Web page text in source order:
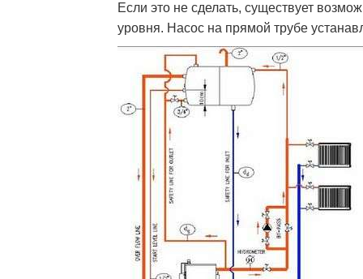
Если это не сделать, существует
уровня. Насос на прямой трубе